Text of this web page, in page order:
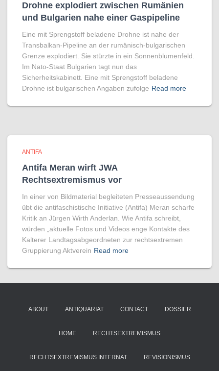
Drohne explodiert zwischen Rumänien
und Bulgarien nahe einer Gaspipeline
Eine mit Sprengstoff beladene Drohne ist nahe der
Transbalkan-Pipeline an der rumänisch-bulgarischen
Grenze explodiert. Sie stürzte in ein Sonnenblumenfeld.
Im Nato-Staat Bulgarien tagt nun das
Sicherheitskabinett. Eine mit Sprengstoff beladene
Drohne ist bulgarischen Angaben zufolge Read more
ANTIFA
Antifa Meran wirft JWA
Rechtsextremismus vor
In einer von Bildmaterial begleiteten Presseaussendung
übt die antifaschistische Initiative (Antifa) Meran scharfe
Kritik an Jürgen Wirth Anderlan. Wie Antifa schreibt,
würden „aktuelle Fotos und Videos enge Kontakte des
Kalterer Landtagsabgeordneten zur rechtsextremen
Gruppierung Aktverein Read more
ABOUT ANTIQUARIAT CONTACT DOSSIER
HOME RECHTSEXTREMISMUS
RECHTSEXTREMISMUS INTERNAT REVISIONISMUS